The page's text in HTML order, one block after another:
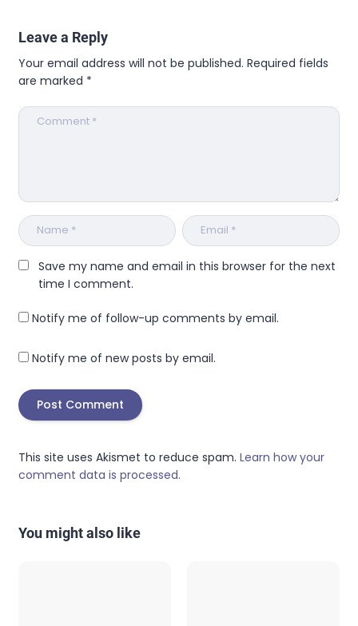
Leave a Reply
Your email address will not be published. Required fields
are marked *
Save my name and email in this browser for the next
time I comment.
Notify me of follow-up comments by email.
Notify me of new posts by email.
This site uses Akismet to reduce spam. Learn how your
comment data is processed.
You might also like